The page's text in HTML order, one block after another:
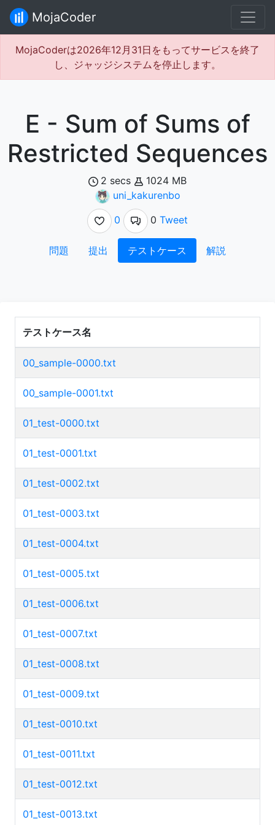
MojaCoder
MojaCoderは2026年12月31日をもってサービスを終了
し、ジャッジシステムを停止します。
E - Sum of Sums of
Restricted Sequences
2 secs
1024 MB
uni_kakurenbo
0
0 Tweet
問題 提出 テストケース 解説
テストケース名
00_sample-0000.txt
00_sample-0001.txt
01_test-0000.txt
01_test-0001.txt
01_test-0002.txt
01_test-0003.txt
01_test-0004.txt
01_test-0005.txt
01_test-0006.txt
01_test-0007.txt
01_test-0008.txt
01_test-0009.txt
01_test-0010.txt
01_test-0011.txt
01_test-0012.txt
01_test-0013.txt